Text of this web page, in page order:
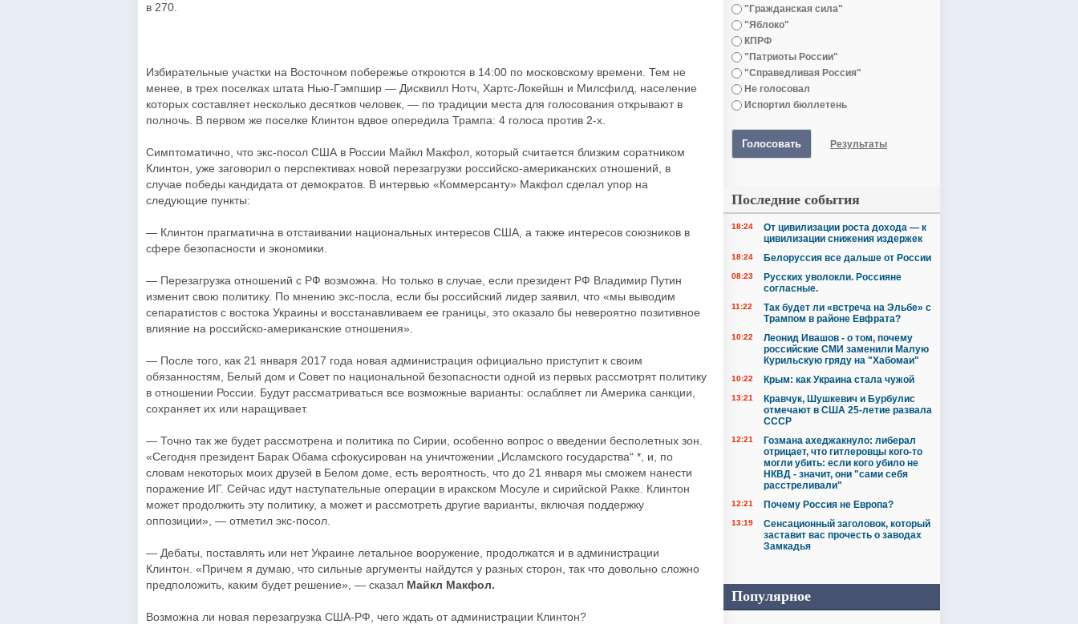
в 270.
Избирательные участки на Восточном побережье откроются в 14:00 по московскому времени. Тем не
менее, в трех поселках штата Нью-Гэмпшир — Дисквилл Нотч, Хартс-Локейшн и Милсфилд, население
которых составляет несколько десятков человек, — по традиции места для голосования открывают в
полночь. В первом же поселке Клинтон вдвое опередила Трампа: 4 голоса против 2-х.
Симптоматично, что экс-посол США в России Майкл Макфол, который считается близким соратником
Клинтон, уже заговорил о перспективах новой перезагрузки российско-американских отношений, в
случае победы кандидата от демократов. В интервью «Коммерсанту» Макфол сделал упор на
следующие пункты:
— Клинтон прагматична в отстаивании национальных интересов США, а также интересов союзников в
сфере безопасности и экономики.
— Перезагрузка отношений с РФ возможна. Но только в случае, если президент РФ Владимир Путин
изменит свою политику. По мнению экс-посла, если бы российский лидер заявил, что «мы выводим
сепаратистов с востока Украины и восстанавливаем ее границы, это оказало бы невероятно позитивное
влияние на российско-американские отношения».
— После того, как 21 января 2017 года новая администрация официально приступит к своим
обязанностям, Белый дом и Совет по национальной безопасности одной из первых рассмотрят политику
в отношении России. Будут рассматриваться все возможные варианты: ослабляет ли Америка санкции,
сохраняет их или наращивает.
— Точно так же будет рассмотрена и политика по Сирии, особенно вопрос о введении бесполетных зон.
«Сегодня президент Барак Обама сфокусирован на уничтожении „Исламского государства“ *, и, по
словам некоторых моих друзей в Белом доме, есть вероятность, что до 21 января мы сможем нанести
поражение ИГ. Сейчас идут наступательные операции в иракском Мосуле и сирийской Ракке. Клинтон
может продолжить эту политику, а может и рассмотреть другие варианты, включая поддержку
оппозиции», — отметил экс-посол.
— Дебаты, поставлять или нет Украине летальное вооружение, продолжатся и в администрации
Клинтон. «Причем я думаю, что сильные аргументы найдутся у разных сторон, так что довольно сложно
предположить, каким будет решение», — сказал Майкл Макфол.
Возможна ли новая перезагрузка США-РФ, чего ждать от администрации Клинтон?
"Гражданская сила"
"Яблоко"
КПРФ
"Патриоты России"
"Справедливая Россия"
Не голосовал
Испортил бюллетень
Голосовать Результаты
Последние события
18:24
От цивилизации роста дохода — к
цивилизации снижения издержек
18:24 Белоруссия все дальше от России
08:23
Русских уволокли. Россияне
согласные.
11:22
Так будет ли «встреча на Эльбе» с
Трампом в районе Евфрата?
10:22
Леонид Ивашов - о том, почему
российские СМИ заменили Малую
Курильскую гряду на "Хабомаи"
10:22 Крым: как Украина стала чужой
13:21
Кравчук, Шушкевич и Бурбулис
отмечают в США 25-летие развала
СССР
12:21
Гозмана ахеджакнуло: либерал
отрицает, что гитлеровцы кого-то
могли убить: если кого убило не
НКВД - значит, они "сами себя
расстреливали"
12:21 Почему Россия не Европа?
13:19
Сенсационный заголовок, который
заставит вас прочесть о заводах
Замкадья
Популярное